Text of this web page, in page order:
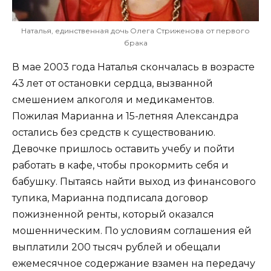
Наталья, единственная дочь Олега Стриженова от первого
брака
В мае 2003 года Наталья скончалась в возрасте
43 лет от остановки сердца, вызванной
смешением алкоголя и медикаментов.
Пожилая Марианна и 15-летняя Александра
остались без средств к существованию.
Девочке пришлось оставить учебу и пойти
работать в кафе, чтобы прокормить себя и
бабушку. Пытаясь найти выход из финансового
тупика, Марианна подписала договор
пожизненной ренты, который оказался
мошенническим. По условиям соглашения ей
выплатили 200 тысяч рублей и обещали
ежемесячное содержание взамен на передачу